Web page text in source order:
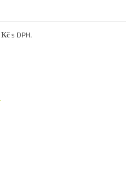
Kč s DPH.